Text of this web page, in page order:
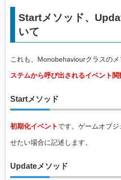
Startメソッド、
いて
これも、Monobehaviourクラスのメ
ステムから呼び出されるイベント
Startメソッド
初期化イベントです。ゲームオブ
せたい場合に記述します。
Updateメソッド